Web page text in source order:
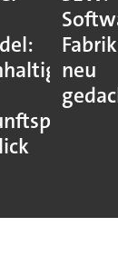
Fabrik
neu